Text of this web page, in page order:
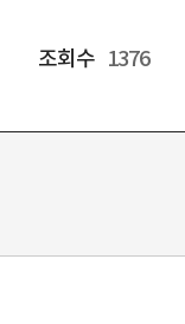
조회수 1376